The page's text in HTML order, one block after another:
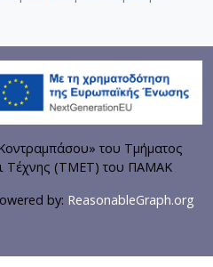
του Τμήματος
Τέχνης (ΤΜΕΤ) του ΠΑΜΑΚ
by: ReasonableGraph.org